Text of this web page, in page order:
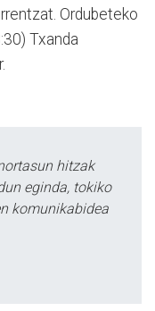
Ordubeteko
Txanda
hitzak
eginda, tokiko
komunikabidea